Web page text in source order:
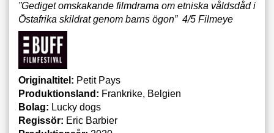
”Gediget omskakande filmdrama om etniska våldsdåd i
Östafrika skildrat genom barns ögon” 4/5 Filmeye
Originaltitel: Petit Pays
Produktionsland: Frankrike, Belgien
Bolag: Lucky dogs
Regissör: Eric Barbier